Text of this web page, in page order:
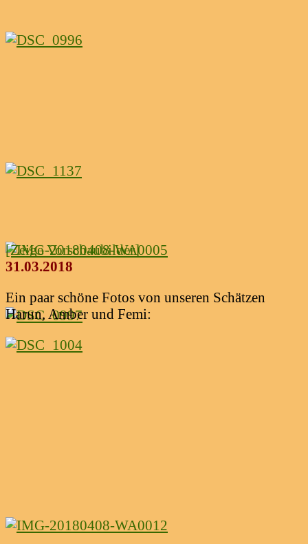
[Zeige Vorschaubilder]
31.03.2018
Ein paar schöne Fotos von unseren Schätzen
Harun, Amber und Femi: